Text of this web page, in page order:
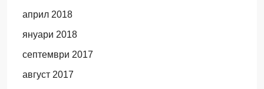
април 2018
януари 2018
септември 2017
август 2017